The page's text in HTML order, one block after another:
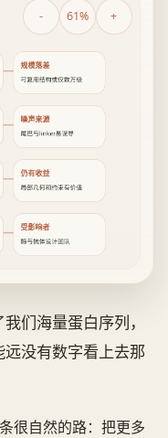
- 61% +
规模落差
可复用结构或仅数万级
噪声来源
尾巴与linker易误导
仍有收益
局部几何和约束有价值
受影响者
酶与抗体设计团队
们海量蛋白序列，
没有数字看上去那
很自然的路：把更多